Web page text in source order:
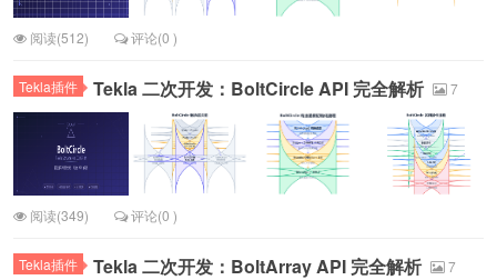
阅读(512) 评论(0 )
Tekla插件 Tekla 二次开发：BoltCircle API 完全解析 7
阅读(349) 评论(0 )
Tekla插件 Tekla 二次开发：BoltArray API 完全解析 7